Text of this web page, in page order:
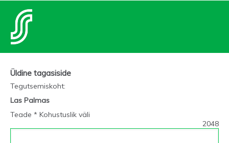
Üldine tagasiside
Tegutsemiskoht:
Las Palmas
Teade * Kohustuslik väli
2048